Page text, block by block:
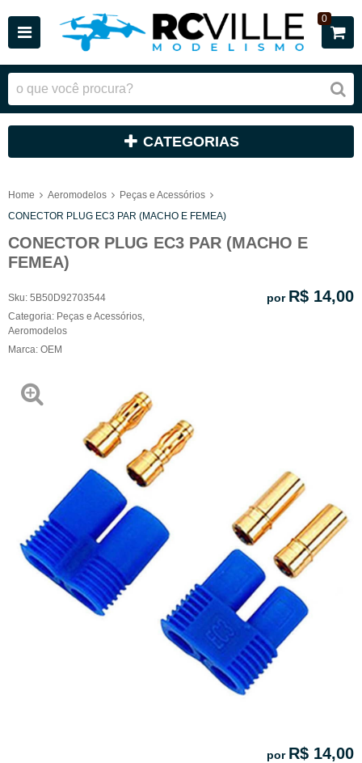
0
CATEGORIAS
Home Aeromodelos
Peças e Acessórios
CONECTOR PLUG EC3 PAR (MACHO E FEMEA)
CONECTOR PLUG EC3 PAR (MACHO E
FEMEA)
Sku: 5B50D92703544
Categoria: Peças e Acessórios
Aeromodelos
Marca: OEM
por R$ 14,00
por R$ 14,00